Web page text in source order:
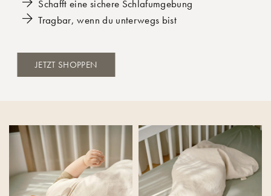
Schafft eine sichere Schlafumgebung
Tragbar, wenn du unterwegs bist
JETZT SHOPPEN